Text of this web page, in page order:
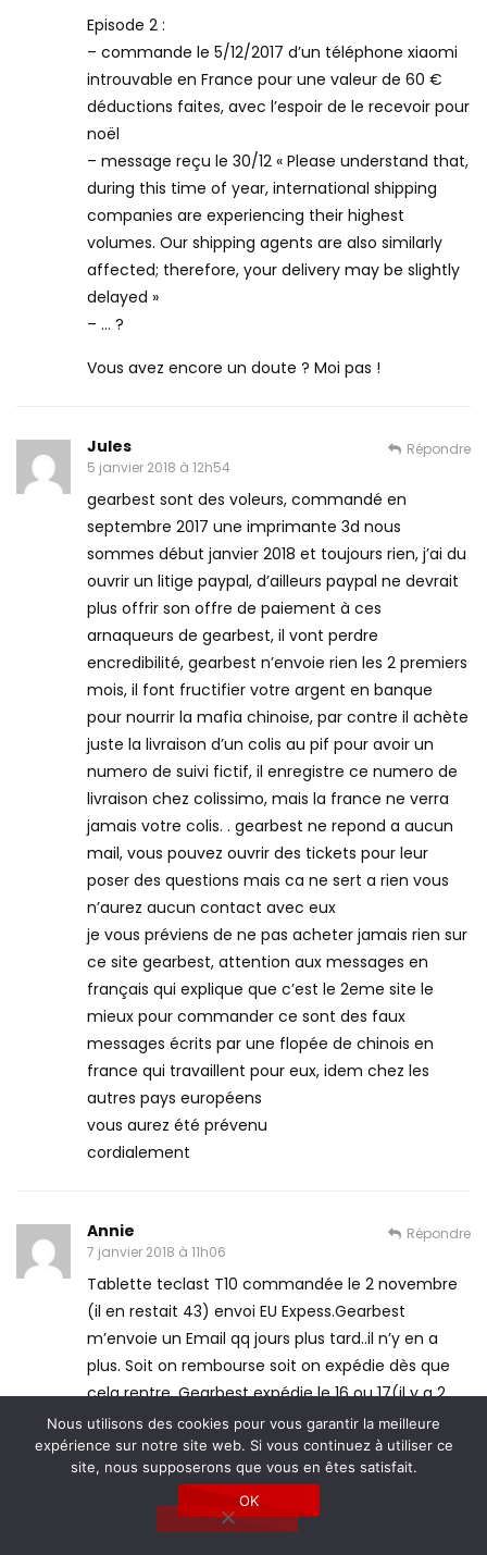
Episode 2 :
– commande le 5/12/2017 d’un téléphone xiaomi
introuvable en France pour une valeur de 60 €
déductions faites, avec l’espoir de le recevoir pour
noël
– message reçu le 30/12 « Please understand that,
during this time of year, international shipping
companies are experiencing their highest
volumes. Our shipping agents are also similarly
affected; therefore, your delivery may be slightly
delayed »
– … ?
Vous avez encore un doute ? Moi pas !
Jules
5 janvier 2018 à 12h54
gearbest sont des voleurs, commandé en
septembre 2017 une imprimante 3d nous
sommes début janvier 2018 et toujours rien, j’ai du
ouvrir un litige paypal, d’ailleurs paypal ne devrait
plus offrir son offre de paiement à ces
arnaqueurs de gearbest, il vont perdre
encredibilité, gearbest n’envoie rien les 2 premiers
mois, il font fructifier votre argent en banque
pour nourrir la mafia chinoise, par contre il achète
juste la livraison d’un colis au pif pour avoir un
numero de suivi fictif, il enregistre ce numero de
livraison chez colissimo, mais la france ne verra
jamais votre colis. . gearbest ne repond a aucun
mail, vous pouvez ouvrir des tickets pour leur
poser des questions mais ca ne sert a rien vous
n’aurez aucun contact avec eux
je vous préviens de ne pas acheter jamais rien sur
ce site gearbest, attention aux messages en
français qui explique que c’est le 2eme site le
mieux pour commander ce sont des faux
messages écrits par une flopée de chinois en
france qui travaillent pour eux, idem chez les
autres pays européens
vous aurez été prévenu
cordialement
Répondre
Annie
7 janvier 2018 à 11h06
Tablette teclast T10 commandée le 2 novembre
(il en restait 43) envoi EU Expess.Gearbest
m’envoie un Email qq jours plus tard..il n’y en a
plus. Soit on rembourse soit on expédie dès que
cela rentre. Gearbest expédie le 16 ou 17(il y a 2
bons de livraison) avec un numéro de suivi DPD
UK. Après qq jours le suivi ne donne rien. Plusieurs
tickets plus tard .. le 3 janvier, litige PAYPAL ou
Gearbest me propose un remboursement de 90€
(50% du paiement) …. En résumé, j’ai versé 90 €
Répondre
Nous utilisons des cookies pour vous garantir la meilleure
expérience sur notre site web. Si vous continuez à utiliser ce
site, nous supposerons que vous en êtes satisfait.
OK